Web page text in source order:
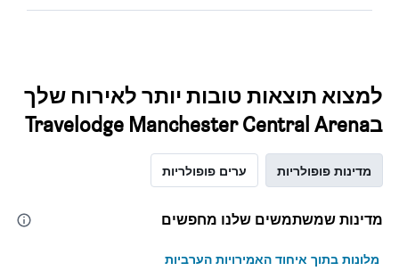
למצוא תוצאות טובות יותר לאירוח שלך
בTravelodge Manchester Central Arena
מדינות פופולריות ערים פופולריות
מדינות שמשתמשים שלנו מחפשים
מלונות בתוך איחוד האמירויות הערביות